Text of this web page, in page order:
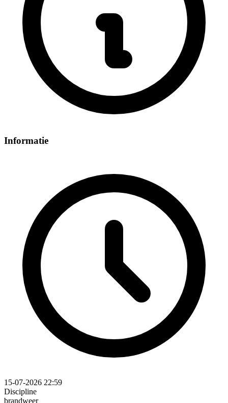
Informatie
15-07-2026 22:59
Discipline
brandweer